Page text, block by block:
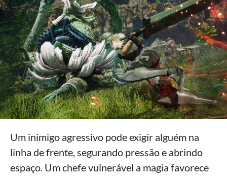
Um inimigo agressivo pode exigir alguém na
linha de frente, segurando pressão e abrindo
espaço. Um chefe vulnerável a magia favorece